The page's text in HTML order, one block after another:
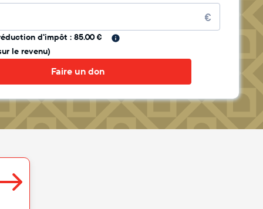
€
d'impôt : 85.00 €
le revenu)
Faire un don